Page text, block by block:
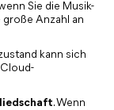
Sie die Musik-
Anzahl an
kann sich
. Wenn